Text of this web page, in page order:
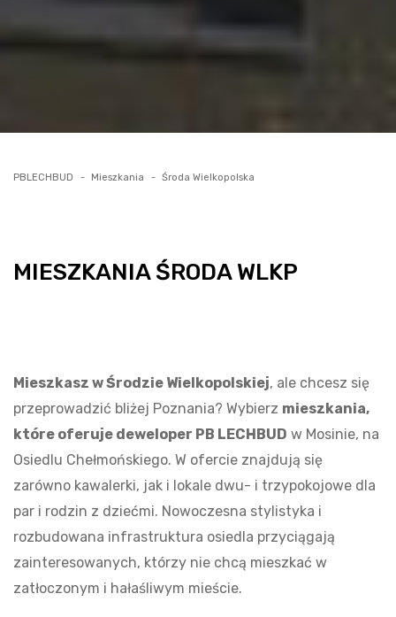
PBLECHBUD Mieszkania Środa Wielkopolska
MIESZKANIA ŚRODA WLKP
Mieszkasz w Środzie Wielkopolskiej, ale chcesz się
przeprowadzić bliżej Poznania? Wybierz mieszkania,
które oferuje deweloper PB LECHBUD w Mosinie, na
Osiedlu Chełmońskiego. W ofercie znajdują się
zarówno kawalerki, jak i lokale dwu- i trzypokojowe dla
par i rodzin z dziećmi. Nowoczesna stylistyka i
rozbudowana infrastruktura osiedla przyciągają
zainteresowanych, którzy nie chcą mieszkać w
zatłoczonym i hałaśliwym mieście.